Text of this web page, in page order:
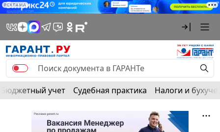
РЕКЛАМА
Бюджетный учет Судебная практика Налоги и